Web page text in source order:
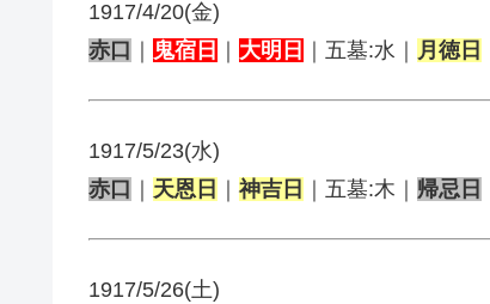
1917/4/20(金)
赤口 ｜ 鬼宿日 ｜ 大明日 ｜五墓:水｜ 月徳日
1917/5/23(水)
赤口
天恩日 神吉日 ｜五墓:木｜ 帰忌日
1917/5/26(土)